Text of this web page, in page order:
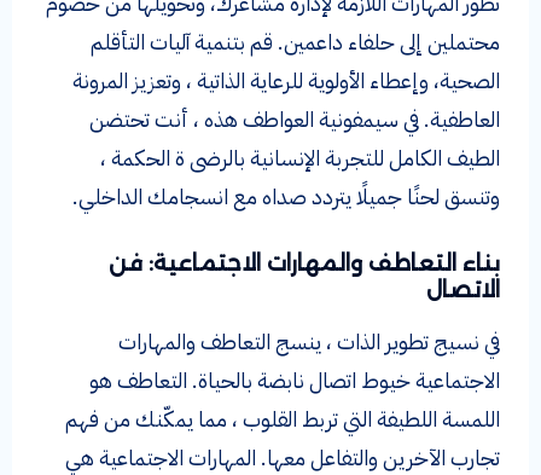
محتملين إلى حلفاء داعمين. قم بتنمية آليات التأقلم
الصحية، وإعطاء الأولوية للرعاية الذاتية ، وتعزيز المرونة
العاطفية. في سيمفونية العواطف هذه ، أنت تحتضن
الطيف الكامل للتجربة الإنسانية بالرضى ة الحكمة ،
وتنسق لحنًا جميلًا يتردد صداه مع انسجامك الداخلي.
بناء التعاطف والمهارات الاجتماعية: فن
الاتصال
في نسيج تطوير الذات ، ينسج التعاطف والمهارات
الاجتماعية خيوط اتصال نابضة بالحياة. التعاطف هو
اللمسة اللطيفة التي تربط القلوب ، مما يمكّنك من فهم
تجارب الآخرين والتفاعل معها. المهارات الاجتماعية هي